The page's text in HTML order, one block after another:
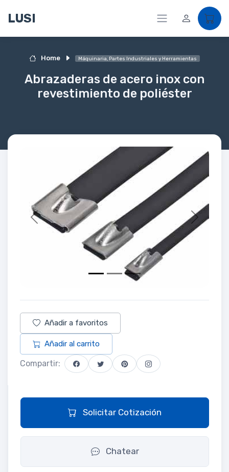
LUSI
Home Máquinaria, Partes Industriales y Herramientas
Abrazaderas de acero inox con
revestimiento de poliéster
Previous Next
Añadir a favoritos
Añadir al carrito
Compartir:
Solicitar Cotización
Chatear